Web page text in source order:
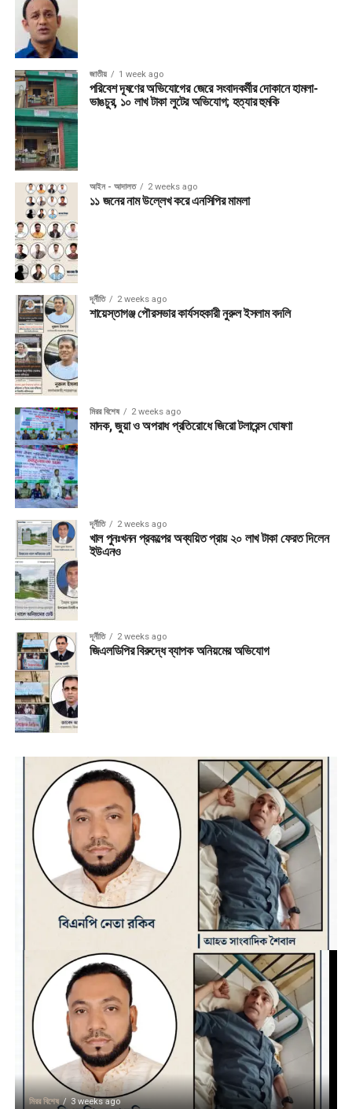
জাতীয় 1 week ago
পরিবেশ দূষণের অভিযোগের জেরে সংবাদকর্মীর দোকানে হামলা-
ভাঙচুর, ১০ লাখ টাকা লুটের অভিযোগ; হত্যার হুমকি
আইন - আদালত 2 weeks ago
১১ জনের নাম উল্লেখ করে এনসিপির মামলা
দূর্নীতি 2 weeks ago
শায়েস্তাগঞ্জ পৌরসভার কার্যসহকারী নুরুল ইসলাম বদলি
মিরর বিশেষ 2 weeks ago
মাদক, জুয়া ও অপরাধ প্রতিরোধে জিরো টলারেন্স ঘোষণা
দূর্নীতি 2 weeks ago
খাল পুনঃখনন প্রকল্পের অব্যয়িত প্রায় ২০ লাখ টাকা ফেরত দিলেন
ইউএনও
দূর্নীতি 2 weeks ago
জিএলডিপির বিরুদ্ধে ব্যাপক অনিয়মের অভিযোগ
মিরর বিশেষ 3 weeks ago